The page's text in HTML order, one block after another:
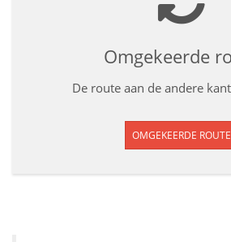
Omgekeerde
De route aan de andere
OMGEKEERDE ROUTE